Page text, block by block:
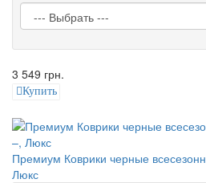
3 549 грн.
Купить
Премиум Коврики черные
Люкс